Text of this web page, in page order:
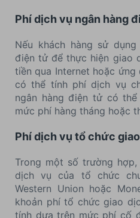
Phí dịch vụ ngân hàng
Nếu khách hàng sử
điện tử để thực hiện giao
tiền qua Internet hoặc ứng
có thể tính phí dịch vụ
ngân hàng điện tử có
mức phí hàng tháng hoặc
Phí dịch vụ tổ chức
Trong một số trường
dịch vụ của tổ chức
Western Union hoặc
khoản phí tổ chức giao
tính dựa trên mức phí cố